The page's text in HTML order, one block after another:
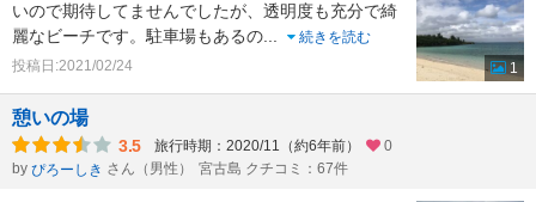
いので期待してませんでしたが、透明度も充分で綺
麗なビーチです。駐車場もあるの...
続きを読む
投稿日:2021/02/24
1
憩いの場
3.5 旅行時期：2020/11（約6年前）
0
by ぴろーしき さん（男性） 宮古島 クチコミ：67件